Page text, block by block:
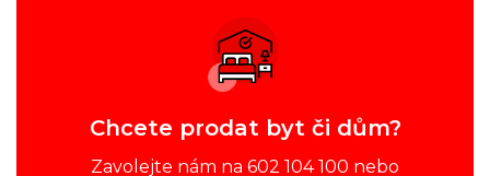
Chcete prodat byt či dům?
Zavolejte nám na 602 104 100 nebo